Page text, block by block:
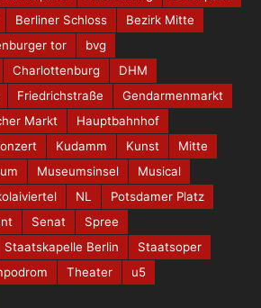
Berliner Schloss
Bezirk Mitte
tor
bvg
Charlottenburg
DHM
Friedrichstraße
Gendarmenmarkt
Markt
Hauptbahnhof
Kudamm Kunst
Mitte
Museumsinsel
Musical
NL
Potsdamer Platz
Senat
Spree
Staatskapelle Berlin
Staatsoper
Theater
u5